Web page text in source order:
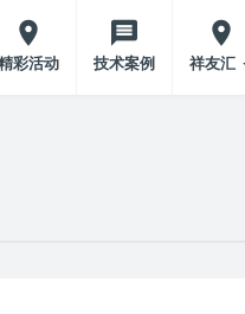
彩活动 技术案例 祥友汇